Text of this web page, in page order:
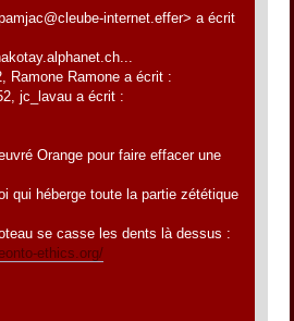
internet.effer> a écrit
Ramone Ramone a écrit :
jc_lavau a écrit :
Orange pour faire effacer une
qui héberge toute la partie zététique
se casse les dents là dessus :
ethics.org/